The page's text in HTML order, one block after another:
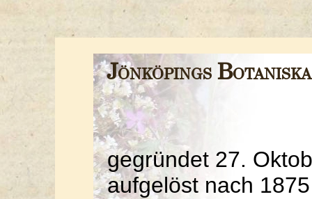
Jönköpings
gegründet 27.
aufgelöst nach 1875